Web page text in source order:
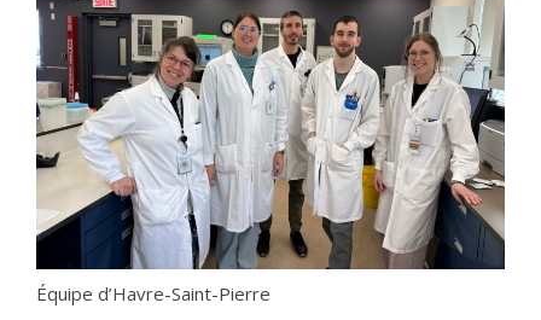
Équipe d’Havre-Saint-Pierre